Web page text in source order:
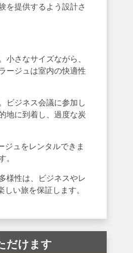
を提供するよう設計さ
さなサイズながら、
ージュは室内の快適性
ビジネス会議に参加し
地に到着し、過度な炭
ジュをレンタルできま
。
様性は、ビジネスやレ
い旅を保証します。
だけます